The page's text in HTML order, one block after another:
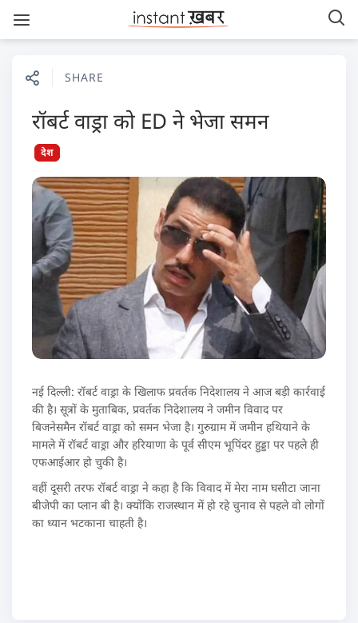
SHARE
रॉबर्ट वाड्रा को ED ने भेजा समन
देश
नई दिल्ली: रॉबर्ट वाड्रा के खिलाफ प्रवर्तक निदेशालय ने आज बड़ी कार्रवाई
की है। सूत्रों के मुताबिक, प्रवर्तक निदेशालय ने जमीन विवाद पर
बिजनेसमैन रॉबर्ट वाड्रा को समन भेजा है। गुरुग्राम में जमीन हथियाने के
मामले में रॉबर्ट वाड्रा और हरियाणा के पूर्व सीएम भूपिंदर हुड्डा पर पहले ही
एफआईआर हो चुकी है।
वहीं दूसरी तरफ रॉबर्ट वाड्रा ने कहा है कि विवाद में मेरा नाम घसीटा जाना
बीजेपी का प्लान बी है। क्योंकि राजस्थान में हो रहे चुनाव से पहले वो लोगों
का ध्यान भटकाना चाहती है।